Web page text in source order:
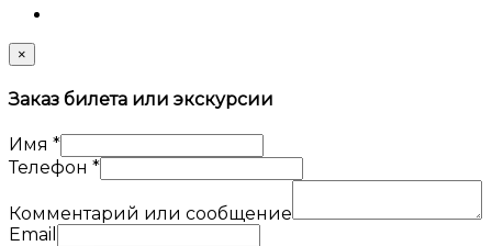
×
Заказ билета или экскурсии
Имя *
Телефон *
Комментарий или сообщение
Email